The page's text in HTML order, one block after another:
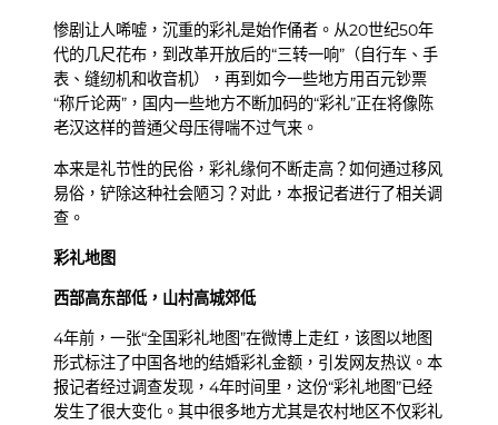
惨剧让人唏嘘，沉重的彩礼是始作俑者。从20世纪50年
代的几尺花布，到改革开放后的“三转一响”（自行车、手
表、缝纫机和收音机），再到如今一些地方用百元钞票
“称斤论两”，国内一些地方不断加码的“彩礼”正在将像陈
老汉这样的普通父母压得喘不过气来。
本来是礼节性的民俗，彩礼缘何不断走高？如何通过移风
易俗，铲除这种社会陋习？对此，本报记者进行了相关调
查。
彩礼地图
西部高东部低，山村高城郊低
4年前，一张“全国彩礼地图”在微博上走红，该图以地图
形式标注了中国各地的结婚彩礼金额，引发网友热议。本
报记者经过调查发现，4年时间里，这份“彩礼地图”已经
发生了很大变化。其中很多地方尤其是农村地区不仅彩礼